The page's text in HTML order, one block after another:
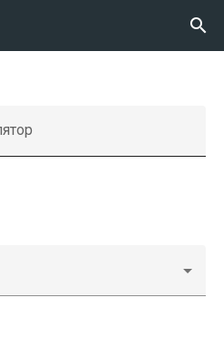
